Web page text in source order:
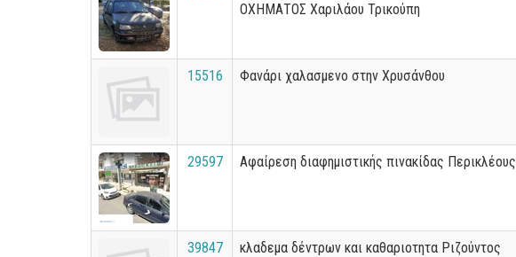
ΟΧΗΜΑΤΟΣ Χαριλάου Τρικούπη
15516 Φανάρι χαλασμενο στην Χρυσάνθου
29597 Αφαίρεση διαφημιστικής πινακίδας Περικλέους
39847 κλαδεμα δέντρων και καθαριοτητα Ριζούντος